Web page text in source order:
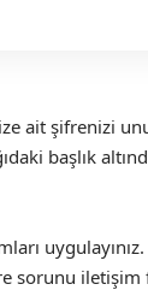
ait şifrenizi
başlık
sorunu